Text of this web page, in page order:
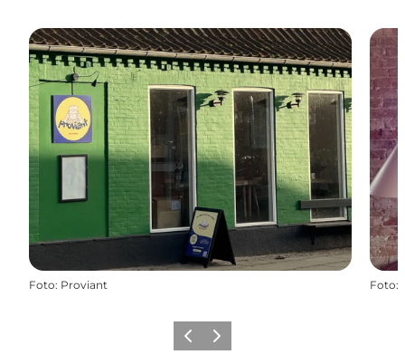
Foto: Proviant Foto:
ZurückWeiter